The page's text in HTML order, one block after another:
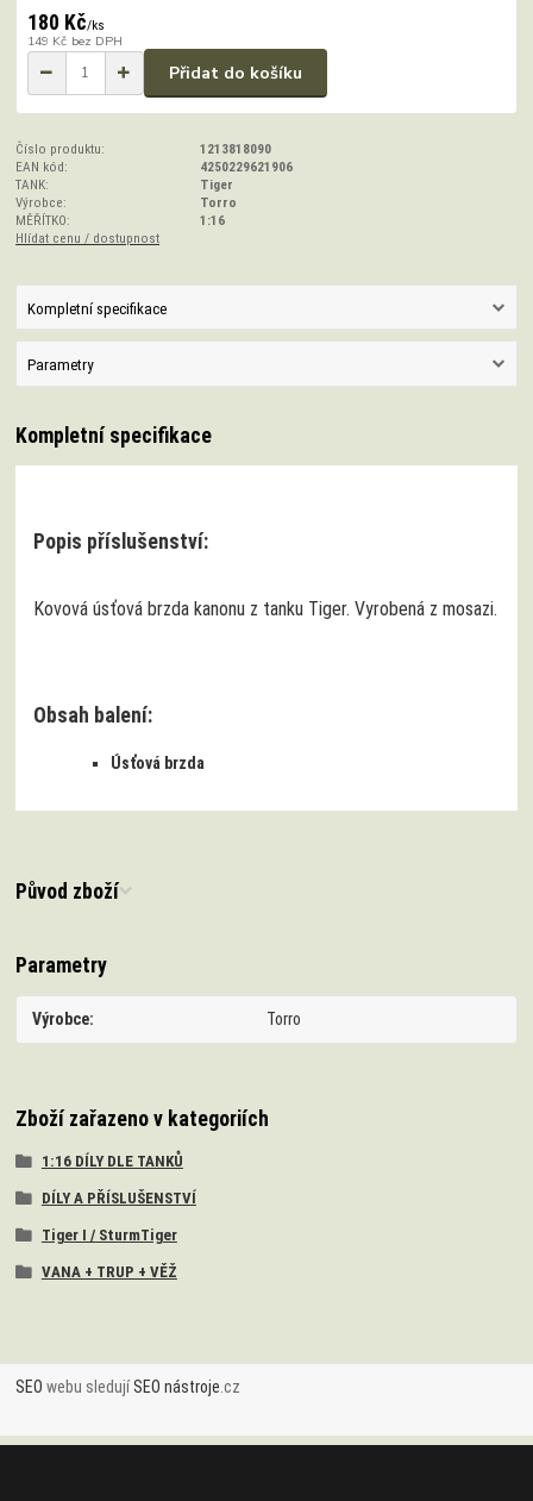
180 Kč/ks
149 Kč bez DPH
Přidat do košíku
Číslo produktu:
1213818090
EAN kód:
4250229621906
TANK:
Tiger
Výrobce:
Torro
MĚŘÍTKO:
1:16
Hlídat cenu / dostupnost
Kompletní specifikace
Parametry
Kompletní specifikace
Popis příslušenství:
Kovová úsťová brzda kanonu z tanku Tiger. Vyrobená z mosazi.
Obsah balení:
Úsťová brzda
Původ zboží
Parametry
Výrobce Torro
Zboží zařazeno v kategoriích
1:16 DÍLY DLE TANKŮ
DÍLY A PŘÍSLUŠENSTVÍ
Tiger I / SturmTiger
VANA + TRUP + VĚŽ
SEO webu sledujíSEO nástroje .cz